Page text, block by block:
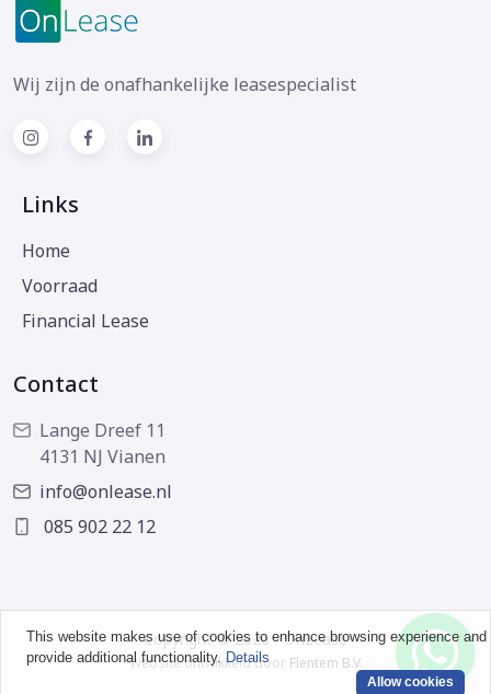
Wij zijn de onafhankelijke leasespecialist
Links
Home
Voorraad
Financial Lease
Contact
Lange Dreef 11
4131 NJ Vianen
info@onlease.nl
085 902 22 12
Copyright © 2026 - OnLease
Website ontwikkeld door Flentem B.V.
This website makes use of cookies to enhance browsing experience and
provide additional functionality. Details
Allow cookies